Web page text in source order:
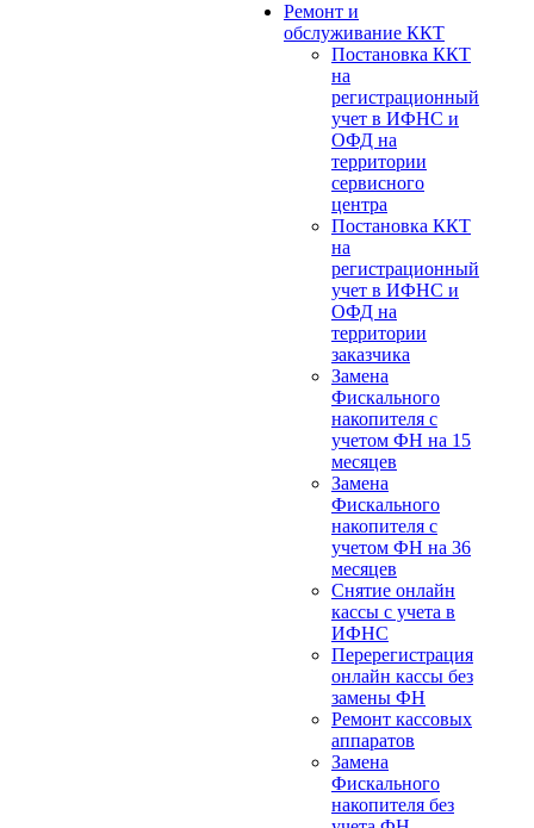
Ремонт и
обслуживание ККТ
Постановка ККТ
на
регистрационный
учет в ИФНС и
ОФД на
территории
сервисного
центра
Постановка ККТ
на
регистрационный
учет в ИФНС и
ОФД на
территории
заказчика
Замена
Фискального
накопителя с
учетом ФН на 15
месяцев
Замена
Фискального
накопителя с
учетом ФН на 36
месяцев
Снятие онлайн
кассы с учета в
ИФНС
Перерегистрация
онлайн кассы без
замены ФН
Ремонт кассовых
аппаратов
Замена
Фискального
накопителя без